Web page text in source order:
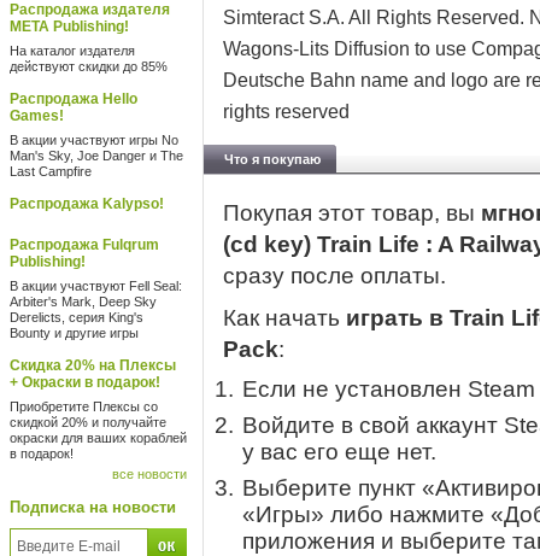
Распродажа издателя
META Publishing!
На каталог издателя
действуют скидки до 85%
Распродажа Hello
Games!
В акции участвуют игры No
Man's Sky, Joe Danger и The
Last Campfire
Распродажа Kalypso!
Распродажа Fulqrum
Publishing!
В акции участвуют Fell Seal:
Arbiter's Mark, Deep Sky
Derelicts, серия King's
Bounty и другие игры
Скидка 20% на Плексы
+ Окраски в подарок!
Приобретите Плексы со
скидкой 20% и получайте
окраски для ваших кораблей
в подарок!
все новости
Подписка на новости
Simteract S.A. All Rights Reserved.
Wagons-Lits Diffusion to use
Deutsche Bahn name and logo are
rights reserved
Что я покупаю
Покупая этот товар, вы
(cd key) Train Life : A
сразу после оплаты.
Как начать играть в Train
Pack:
Если не установлен
Войдите в свой аккаунт
у вас его еще нет.
Выберите пункт
«Игры» либо нажмите
приложения и выберите